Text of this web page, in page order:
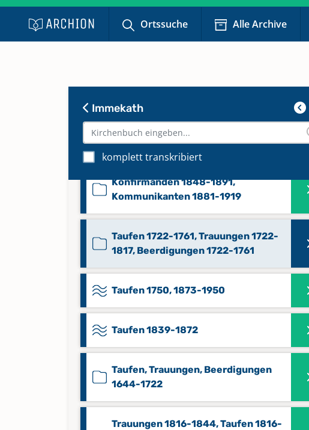
Ortssuche Alle Archive
Immekath
komplett transkribiert
Beerdigungen 1845-1882
Beerdigungen 1882-1972
Konfirmanden 1848-1891,
Kommunikanten 1881-1919
Taufen 1722-1761, Trauungen 1722-
1817, Beerdigungen 1722-1761
Taufen 1750, 1873-1950
Taufen 1839-1872
Taufen, Trauungen, Beerdigungen
1644-1722
Trauungen 1816-1844, Taufen 1816-